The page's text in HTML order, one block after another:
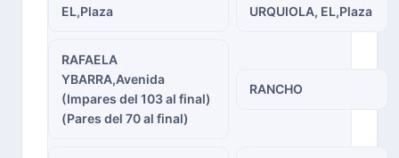
EL,Plaza
URQUIOLA, EL,Plaza
RAFAELA
YBARRA,Avenida
(Impares del 103 al final)
(Pares del 70 al final)
RANCHO